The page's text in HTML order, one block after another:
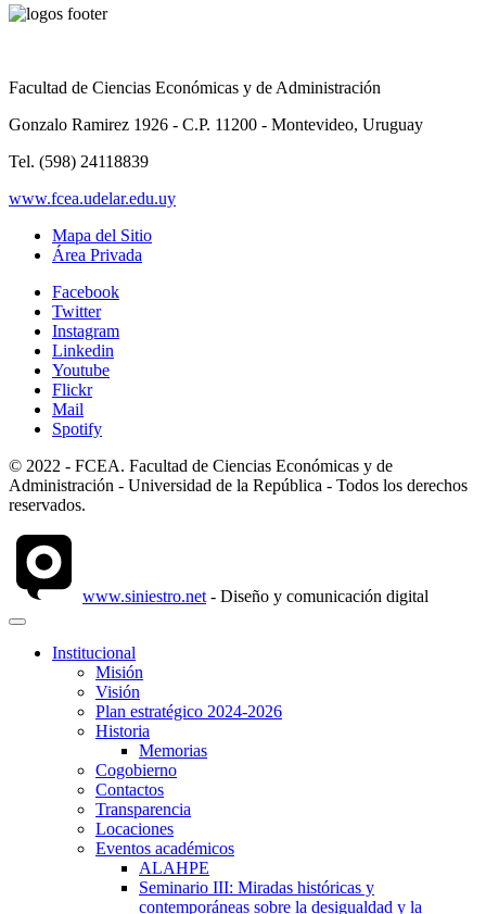
Facultad de Ciencias Económicas y de Administración
Gonzalo Ramirez 1926 - C.P. 11200 - Montevideo, Uruguay
Tel. (598) 24118839
www.fcea.udelar.edu.uy
Mapa del Sitio
Área Privada
Facebook
Twitter
Instagram
Linkedin
Youtube
Flickr
Mail
Spotify
© 2022 - FCEA. Facultad de Ciencias Económicas y de
Administración - Universidad de la República - Todos los derechos
reservados.
www.siniestro.net - Diseño y comunicación digital
Institucional
Misión
Visión
Plan estratégico 2024-2026
Historia
Memorias
Cogobierno
Contactos
Transparencia
Locaciones
Eventos académicos
ALAHPE
Seminario III: Miradas históricas y
contemporáneas sobre la desigualdad y la